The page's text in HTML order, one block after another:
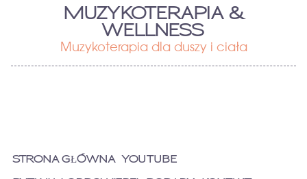
MUZYKOTERAPIA &
WELLNESS
Muzykoterapia dla duszy i ciała
STRONA GŁÓWNA YOUTUBE